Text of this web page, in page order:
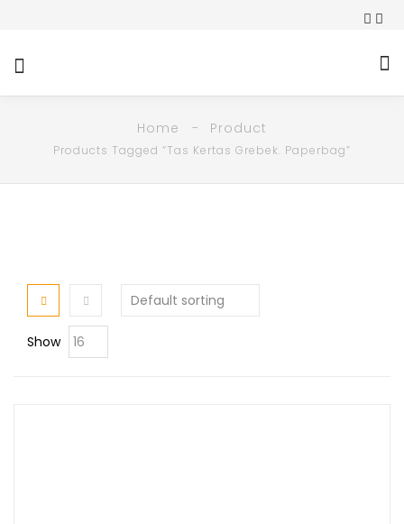
Home Product
Products Tagged “Tas Kertas Grebek. Paperbag”
Show